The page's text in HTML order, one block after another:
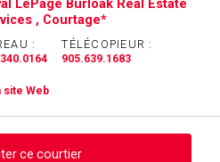
LePage Burloak Real Estate
, Courtage*
: TÉLÉCOPIEUR :
905.639.1683
site Web
ce courtier